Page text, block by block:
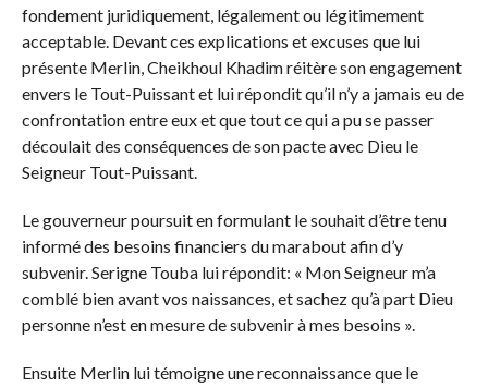
fondement juridiquement, légalement ou légitimement
acceptable. Devant ces explications et excuses que lui
présente Merlin, Cheikhoul Khadim réitère son engagement
envers le Tout-Puissant et lui répondit qu’il n’y a jamais eu de
confrontation entre eux et que tout ce qui a pu se passer
découlait des conséquences de son pacte avec Dieu le
Seigneur Tout-Puissant.
Le gouverneur poursuit en formulant le souhait d’être tenu
informé des besoins financiers du marabout afin d’y
subvenir. Serigne Touba lui répondit: « Mon Seigneur m’a
comblé bien avant vos naissances, et sachez qu’à part Dieu
personne n’est en mesure de subvenir à mes besoins ».
Ensuite Merlin lui témoigne une reconnaissance que le